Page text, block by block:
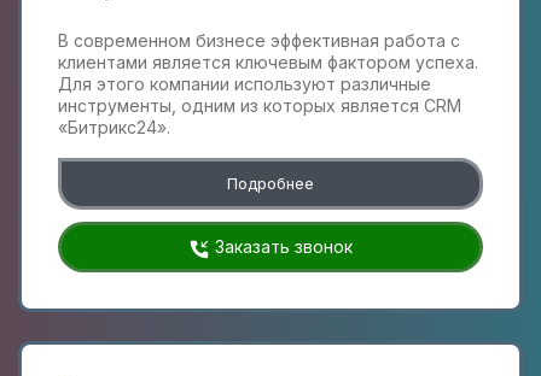
В современном бизнесе эффективная работа с
клиентами является ключевым фактором успеха.
Для этого компании используют различные
инструменты, одним из которых является CRM
«Битрикс24».
Подробнее
Заказать звонок